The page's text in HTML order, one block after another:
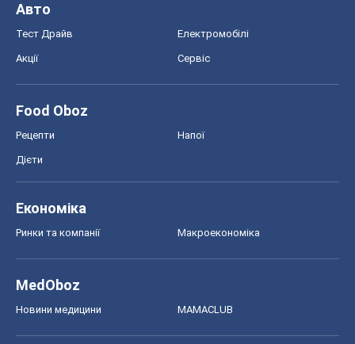
Авто
Тест Драйв Електромобілі
Акції Сервіс
Food Oboz
Рецепти Напої
Дієти
Економіка
Ринки та компанії Макроекономіка
MedOboz
Новини медицини MAMACLUB